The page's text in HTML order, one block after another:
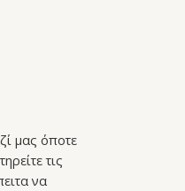
μας όποτε
τις
να